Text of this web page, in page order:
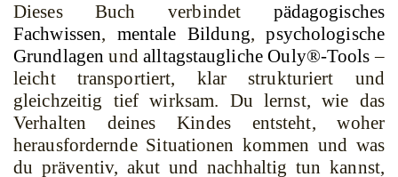
Dieses Buch verbindet pädagogisches
Fachwissen, mentale Bildung,psychologische
Grundlagen undalltagstaugliche Ouly®-Tools –
leicht transportiert, klar strukturiert und
gleichzeitig tief wirksam. Du lernst, wie das
Verhalten deines Kindes entsteht, woher
herausfordernde Situationen kommen und was
du präventiv, akut und nachhaltig tun kannst,